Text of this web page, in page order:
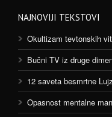
NAJNOVIJI TEKSTOVI
Okultizam tevtonskih
Bučni TV iz druge
12 saveta besmrtne
Opasnost mentalne